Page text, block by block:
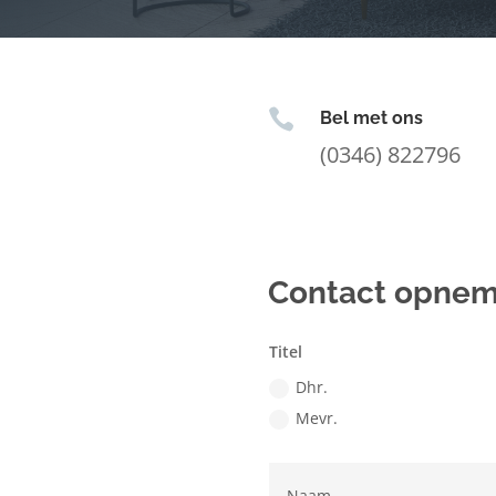
 Bel met ons
(0346) 822796
Contact
Titel
Dhr.
Mevr.